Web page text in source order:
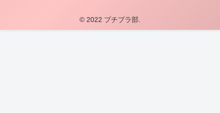
© 2022 プチプラ部.